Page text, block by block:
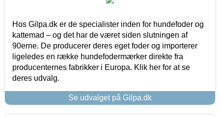
Hos Gilpa.dk er de specialister inden for hundefoder og
kattemad – og det har de været siden slutningen af
90erne. De producerer deres eget foder og importerer
ligeledes en række hundefodermærker direkte fra
producenternes fabrikker i Europa. Klik her for at se
deres udvalg.
Se udvalget på Gilpa.dk